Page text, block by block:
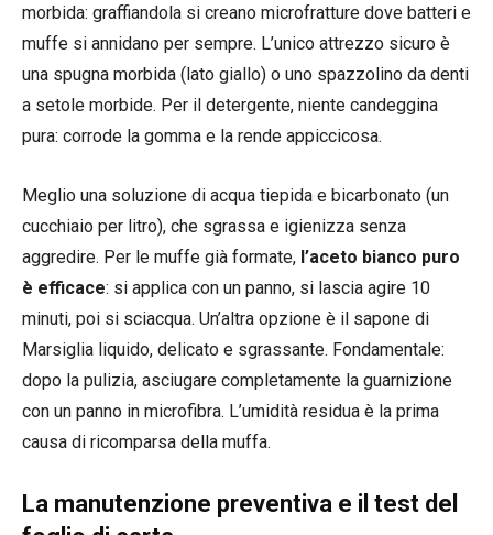
morbida: graffiandola si creano microfratture dove batteri e
muffe si annidano per sempre. L’unico attrezzo sicuro è
una spugna morbida (lato giallo) o uno spazzolino da denti
a setole morbide. Per il detergente, niente candeggina
pura: corrode la gomma e la rende appiccicosa.
Meglio una soluzione di acqua tiepida e bicarbonato (un
cucchiaio per litro), che sgrassa e igienizza senza
aggredire. Per le muffe già formate, l’aceto bianco puro
è efficace: si applica con un panno, si lascia agire 10
minuti, poi si sciacqua. Un’altra opzione è il sapone di
Marsiglia liquido, delicato e sgrassante. Fondamentale:
dopo la pulizia, asciugare completamente la guarnizione
con un panno in microfibra. L’umidità residua è la prima
causa di ricomparsa della muffa.
La manutenzione preventiva e il test del